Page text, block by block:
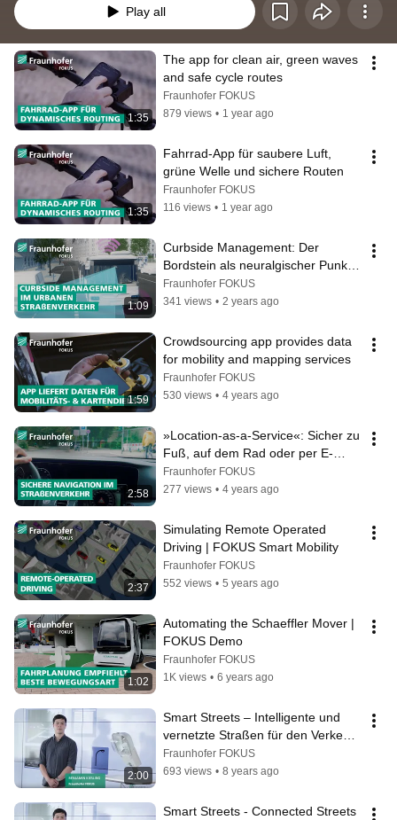
wichtigsten Themen in diesem Zusammenhang. Einer der zentralen
Bausteine ist die Vernetzung von Fahrzeugen mit anderen Fahrzeugen, mit
Fußgängern etc.
Play all
1:35
The app for clean air, green waves
and safe cycle routes
Fraunhofer FOKUS
879 views • 1 year ago
1:35
Fahrrad-App für saubere Luft,
grüne Welle und sichere Routen
Fraunhofer FOKUS
116 views • 1 year ago
1:09
Curbside Management: Der
Bordstein als neuralgischer Punkt
im Straßenverkehr
Fraunhofer FOKUS
341 views • 2 years ago
1:59
Crowdsourcing app provides data
for mobility and mapping services
Fraunhofer FOKUS
530 views • 4 years ago
2:58
»Location-as-a-Service«: Sicher zu
Fuß, auf dem Rad oder per E-
Scooter durch die Stadt
Fraunhofer FOKUS
277 views • 4 years ago
2:37
Simulating Remote Operated
Driving | FOKUS Smart Mobility
Fraunhofer FOKUS
552 views • 5 years ago
1:02
Automating the Schaeffler Mover |
FOKUS Demo
Fraunhofer FOKUS
1K views • 6 years ago
2:00
Smart Streets – Intelligente und
vernetzte Straßen für den Verkehr
der Zukunft!
Fraunhofer FOKUS
693 views • 8 years ago
Smart Streets - Connected Streets